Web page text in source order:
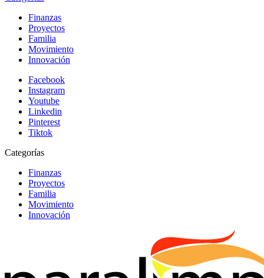
Finanzas
Proyectos
Familia
Movimiento
Innovación
Facebook
Instagram
Youtube
Linkedin
Pinterest
Tiktok
Categorías
Finanzas
Proyectos
Familia
Movimiento
Innovación